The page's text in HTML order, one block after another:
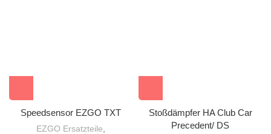
Speedsensor EZGO TXT
EZGO Ersatzteile
Stoßdämpfer HA Club Car
Precedent/ DS